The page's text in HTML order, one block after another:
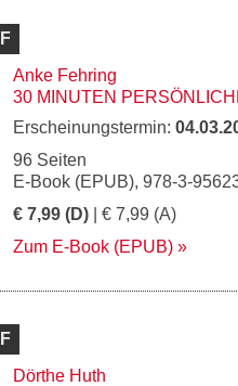
Anke Fehring
30 MINUTEN
Erscheinungstermin:
96 Seiten
E-Book (EPUB), 978-3-
€ 7,99 (D) | € 7,99 (A)
Zum E-Book (EPUB)
Dörthe Huth